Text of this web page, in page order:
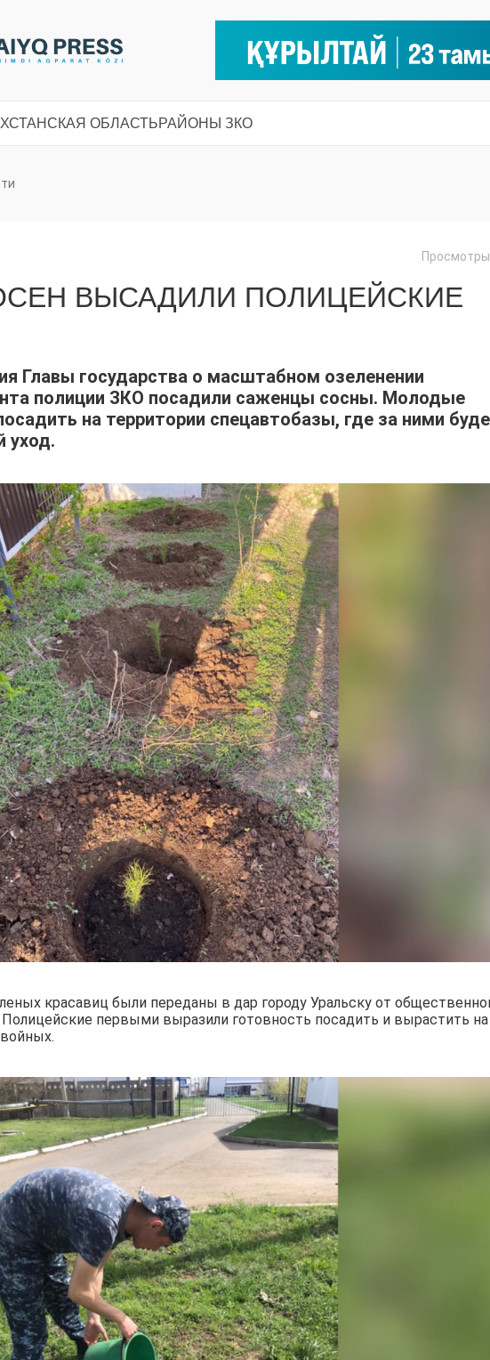
ОБЛАСТЬРАЙОНЫ ЗКО
ВЫСАДИЛИ ПОЛИЦЕЙСКИЕ
Главы государства о масштабном озеленении
полиции ЗКО посадили саженцы сосны. Молодые
на территории спецавтобазы, где за ними
уход.
красавиц были переданы в дар городу Уральску от
первыми выразили готовность посадить и вырастить на